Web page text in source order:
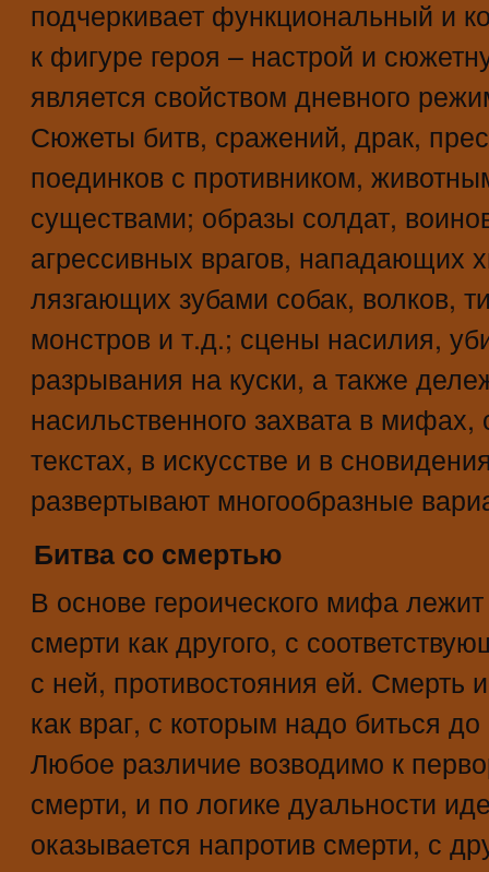
подчеркивает функциональный и
к фигуре героя – настрой и
является свойством дневного
Сюжеты битв, сражений, драк,
поединков с противником,
существами; образы солдат,
агрессивных врагов, нападающих
лязгающих зубами собак, волков,
монстров и т.д.; сцены насилия,
разрывания на куски, а также
насильственного захвата в мифах,
текстах, в искусстве и в
развертывают многообразные
Битва со смертью
В основе героического мифа
смерти как другого, с
с ней, противостояния ей. Смерть
как враг, с которым надо биться
Любое различие возводимо к
смерти, и по логике дуальности
оказывается напротив смерти, с